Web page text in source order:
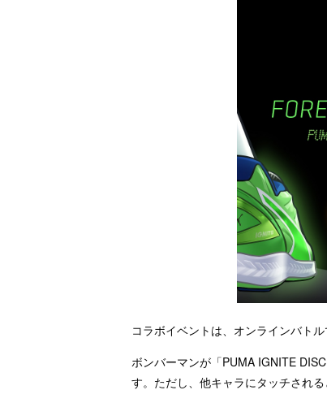
コラボイベントは、オンラインバト
ボンバーマンが「PUMA IGNITE
す。ただし、他キャラにタッチされ